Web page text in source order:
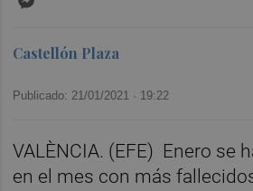
Castellón Plaza
Publicado: 21/01/2021 · 19:22
VALÈNCIA. (EFE) Enero se
en el mes con más